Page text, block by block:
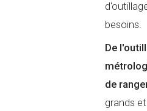
besoins.
De
de
grands